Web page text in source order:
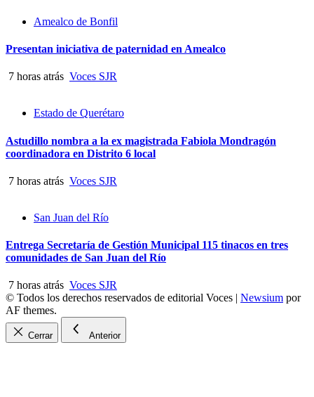
Amealco de Bonfil
Presentan iniciativa de paternidad en Amealco
7 horas atrás Voces SJR
Estado de Querétaro
Astudillo nombra a la ex magistrada Fabiola Mondragón
coordinadora en Distrito 6 local
7 horas atrás Voces SJR
San Juan del Río
Entrega Secretaría de Gestión Municipal 115 tinacos en tres
comunidades de San Juan del Río
7 horas atrás Voces SJR
© Todos los derechos reservados de editorial Voces | Newsium por
AF themes.
Cerrar Anterior